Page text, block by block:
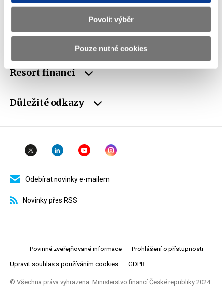
Povolit výběr
Pouze nutné cookies
Resort financí
Důležité odkazy
Odebírat novinky e-mailem
Novinky přes RSS
Povinné zveřejňované informace Prohlášení o přístupnosti
Upravit souhlas s používáním cookies GDPR
© Všechna práva vyhrazena. Ministerstvo financí České republiky 2024